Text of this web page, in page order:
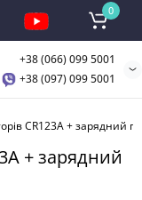
+38 (066) 099 5001
+38 (097) 099 5001
0
CR123A + зарядний
+ зарядний